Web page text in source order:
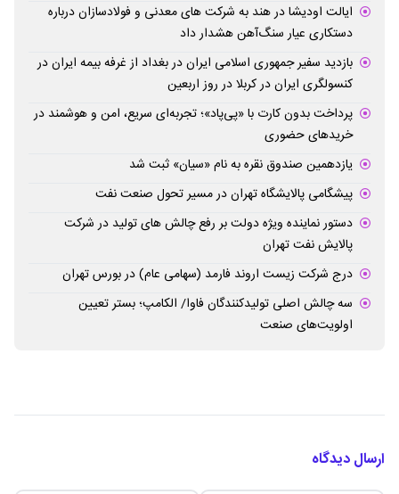
ایالت اودیشا در هند به شرکت های معدنی و فولادسازان درباره
دستکاری عیار سنگ‌آهن هشدار داد
بازدید سفیر جمهوری اسلامی ایران در بغداد از غرفه بیمه ایران در
کنسولگری ایران در کربلا در روز اربعین
پرداخت بدون کارت با «پی‌پاد»؛ تجربه‌ای سریع، امن و هوشمند در
خریدهای حضوری
یازدهمین صندوق نقره به نام «سیان» ثبت شد
پیشگامی پالایشگاه تهران در مسیر تحول صنعت نفت
دستور نماینده ویژه دولت بر رفع چالش های تولید در شرکت
پالایش نفت تهران
درج شرکت زیست اروند فارمد (سهامی عام) در بورس تهران
سه چالش اصلی تولیدکنندگان فاوا/ الکامپ؛ بستر تعیین
اولویت‌های صنعت
ارسال دیدگاه